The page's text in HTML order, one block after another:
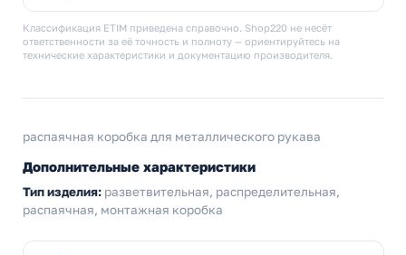
Классификация ETIM приведена справочно. Shop220 не несёт
ответственности за её точность и полноту — ориентируйтесь на
технические характеристики и документацию производителя.
распаячная коробка для металлического рукава
Дополнительные характеристики
Тип изделия: разветвительная, распределительная,
распаячная, монтажная коробка